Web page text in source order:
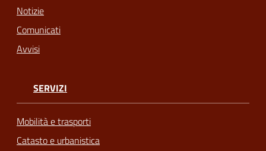
Notizie
Comunicati
Avvisi
SERVIZI
Mobilità e trasporti
Catasto e urbanistica